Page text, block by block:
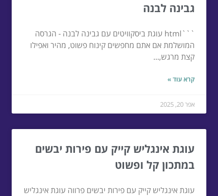
גבינה לבנה
```html עוגת ביסקוויטים עם גבינה לבנה - הגרסה
המושלמת אם אתם מחפשים קינוח פשוט, מהיר ואפילו
קצת מרגש,...
קרא עוד »
אפר 20, 2025
עוגת אינגליש קייק עם פירות יבשים
במתכון קל ופשוט
עוגת אינגליש קייק עם פירות יבשים פרווה עוגת אינגליש